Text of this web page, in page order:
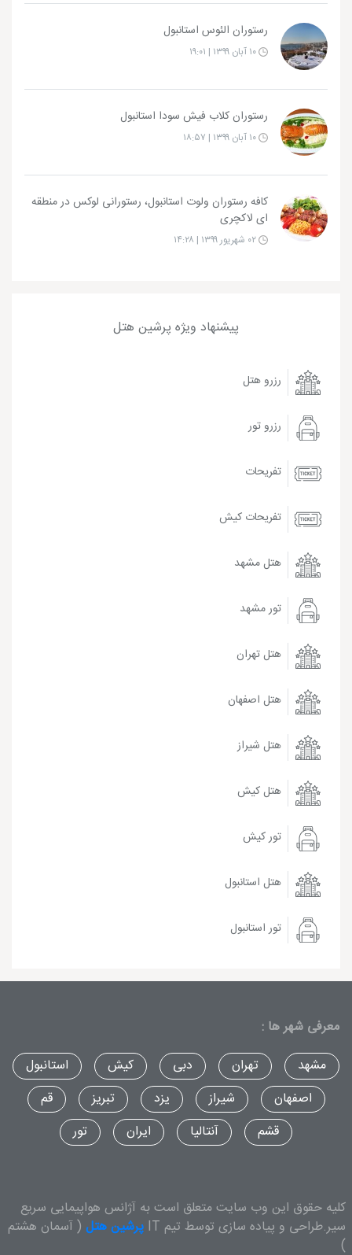
رستوران الئوس استانبول
رستوران کلاب فیش سودا استانبول
کافه رستوران ولوت استانبول، رستورانی لوکس در منطقه
ای لاکچری
پیشنهاد ویژه پرشین هتل
رزرو هتل
رزرو تور
تفریحات
تفریحات کیش
هتل مشهد
تور مشهد
هتل تهران
هتل اصفهان
هتل شیراز
هتل کیش
تور کیش
هتل استانبول
تور استانبول
معرفی شهر ها :
مشهد
تهران دبی کیش
استانبول
اصفهان
شیراز یزد تبریز
قم
قشم
آنتالیا ایران تور
کلیه حقوق این وب سایت متعلق است به آژانس هواپیمایی سریع
سیر.طراحی و پیاده سازی توسط تیم IT
پرشین هتل ( آسمان هشتم
)